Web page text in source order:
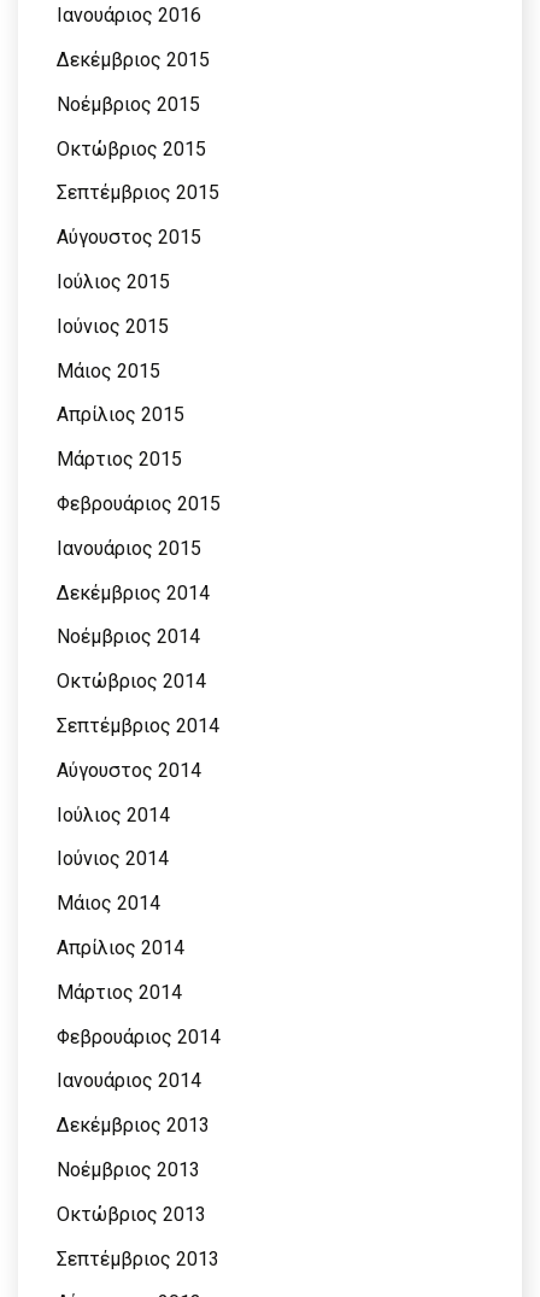
Ιανουάριος 2016
Δεκέμβριος 2015
Νοέμβριος 2015
Οκτώβριος 2015
Σεπτέμβριος 2015
Αύγουστος 2015
Ιούλιος 2015
Ιούνιος 2015
Μάιος 2015
Απρίλιος 2015
Μάρτιος 2015
Φεβρουάριος 2015
Ιανουάριος 2015
Δεκέμβριος 2014
Νοέμβριος 2014
Οκτώβριος 2014
Σεπτέμβριος 2014
Αύγουστος 2014
Ιούλιος 2014
Ιούνιος 2014
Μάιος 2014
Απρίλιος 2014
Μάρτιος 2014
Φεβρουάριος 2014
Ιανουάριος 2014
Δεκέμβριος 2013
Νοέμβριος 2013
Οκτώβριος 2013
Σεπτέμβριος 2013